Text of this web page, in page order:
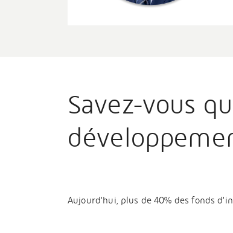
Savez-vous
Aujourd’hui, plus de 40% des fonds